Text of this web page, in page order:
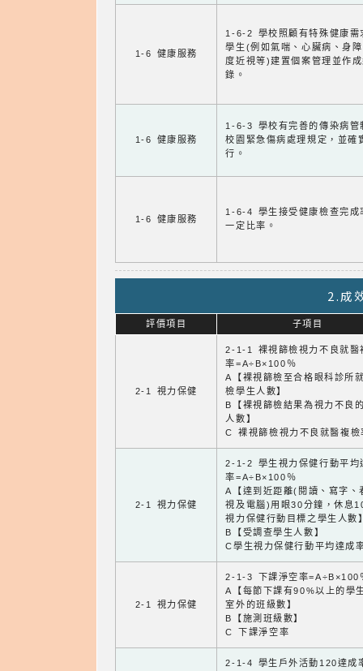
1-6 健康服務
1-6-2 學校照顧有特殊健康需
學生(例如氣喘、心臟病、身
度近視等)建置個案管理並作
錄。
1-6 健康服務
1-6-3 學校有完善的傳染病管
校園緊急傷病處理規定，並確
行。
1-6 健康服務
1-6-4 學生接受健康檢查完成
一定比率。
2.成
評價項目 子項目
2-1 視力保健
2-1-1 裸視篩檢視力不良就醫
率=A÷B×100％
A【裸視篩檢至合格眼科診所
檢學生人數】
B【裸視篩檢結果為視力不良
人數】
C 裸視篩檢視力不良就醫複檢
2-1 視力保健
2-1-2 學生視力保健行動平均
率=A÷B×100％
A【達到近距離(閱讀、寫字、
視及電腦)用眼30分鐘，休息
視力保健行動目標之學生人數
B【受調查學生人數】
C學生視力保健行動平均達成
2-1 視力保健
2-1-3 下課淨空率=A÷B×100
A【每節下課有90%以上的學
室外的班級數】
B【施測班級數】
C 下課淨空率
2-1-4 學生戶外活動120達成